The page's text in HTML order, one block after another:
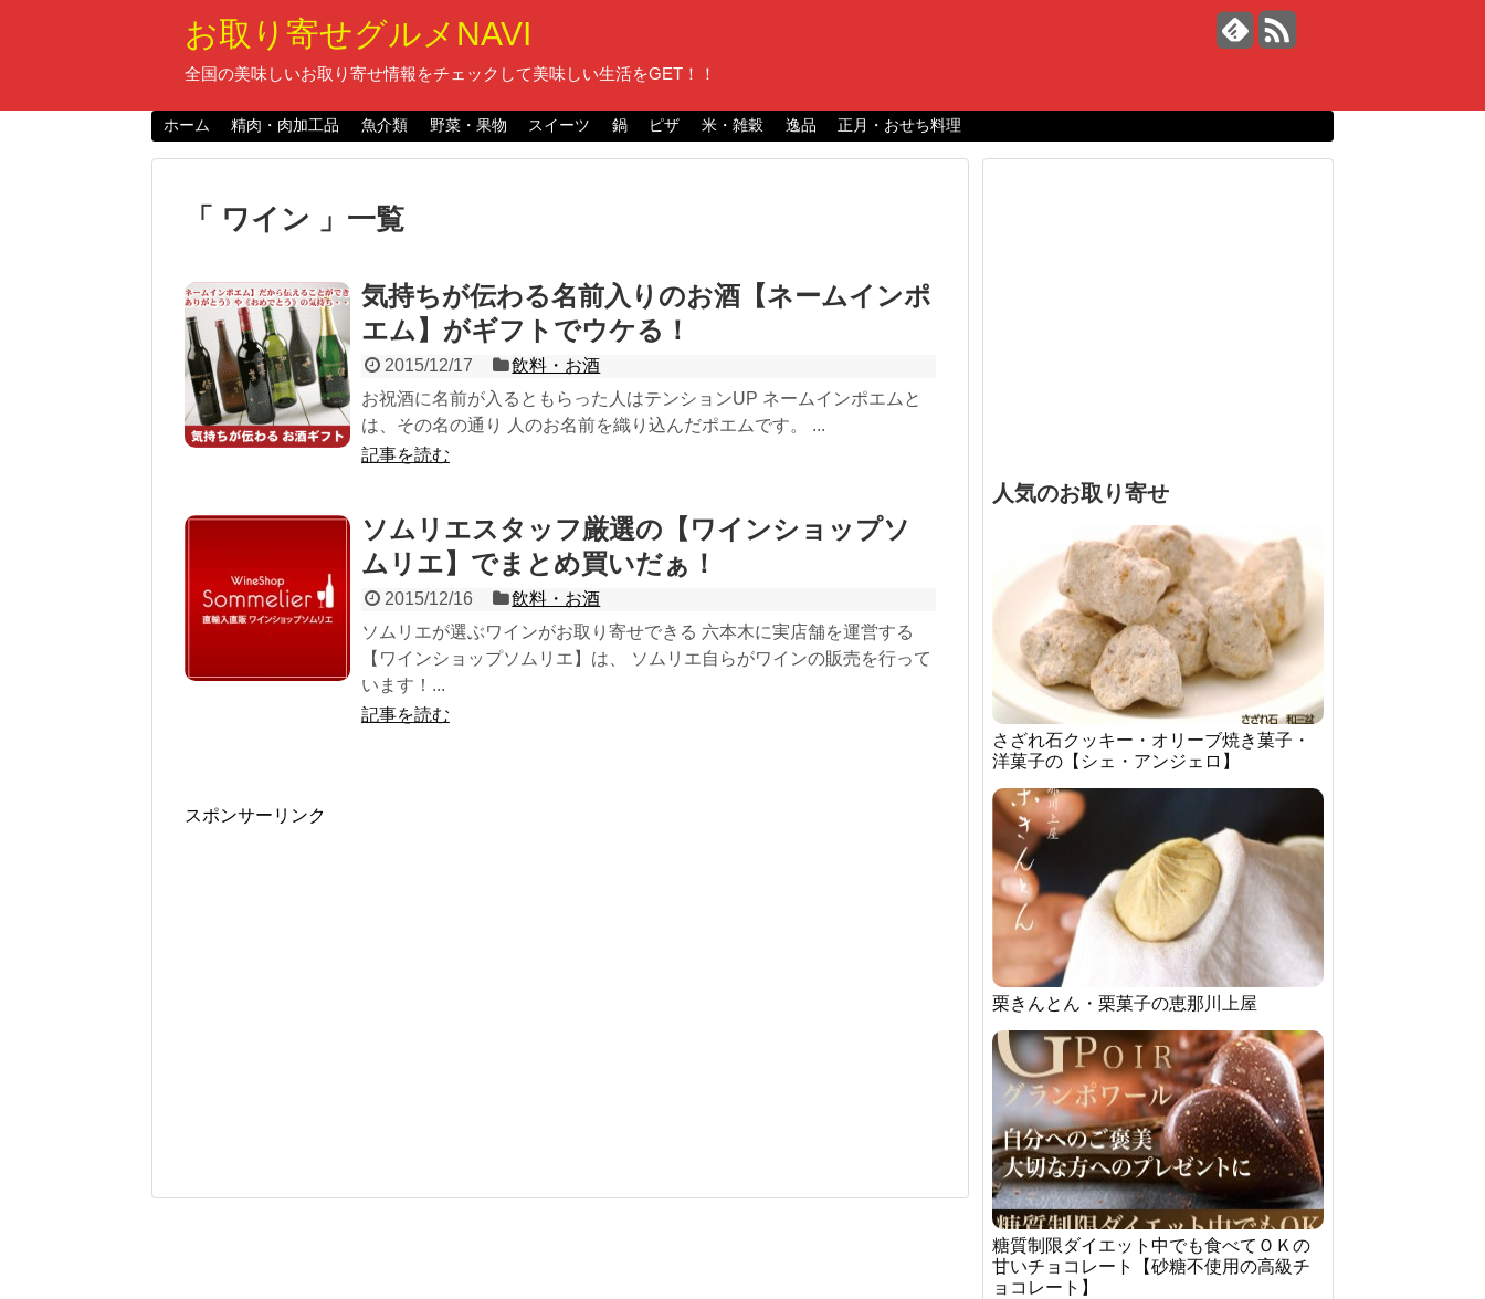
お取り寄せグルメNAVI
全国の美味しいお取り寄せ情報をチェックして美味しい生活をGET！！
ホーム 精肉・肉加工品 魚介類 野菜・果物 スイーツ 鍋 ピザ 米・雑穀 逸品 正月・おせち料理
「 ワイン 」一覧
気持ちが伝わる名前入りのお酒【ネームインポ
エム】がギフトでウケる！
2015/12/17
飲料・お酒
お祝酒に名前が入るともらった人はテンションUP ネームインポエムと
は、その名の通り 人のお名前を織り込んだポエムです。 ...
記事を読む
ソムリエスタッフ厳選の【ワインショップソ
ムリエ】でまとめ買いだぁ！
2015/12/16
飲料・お酒
ソムリエが選ぶワインがお取り寄せできる 六本木に実店舗を運営する
【ワインショップソムリエ】は、 ソムリエ自らがワインの販売を行って
います！...
記事を読む
スポンサーリンク
人気のお取り寄せ
さざれ石クッキー・オリーブ焼き菓子・
洋菓子の【シェ・アンジェロ】
栗きんとん・栗菓子の恵那川上屋
糖質制限ダイエット中でも食べてＯＫの
甘いチョコレート【砂糖不使用の高級チ
ョコレート】